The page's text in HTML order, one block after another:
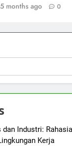
5 months ago 0
dan Industri:
Kerja